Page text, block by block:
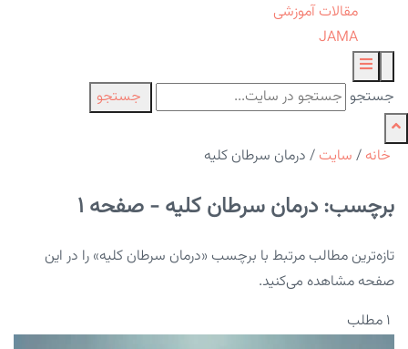
مقالات آموزشی
JAMA
جستجو جستجو
خانه / سایت / درمان سرطان کلیه
برچسب: درمان سرطان کلیه - صفحه 1
تازه‌ترین مطالب مرتبط با برچسب «درمان سرطان کلیه» را در این
صفحه مشاهده می‌کنید.
۱ مطلب